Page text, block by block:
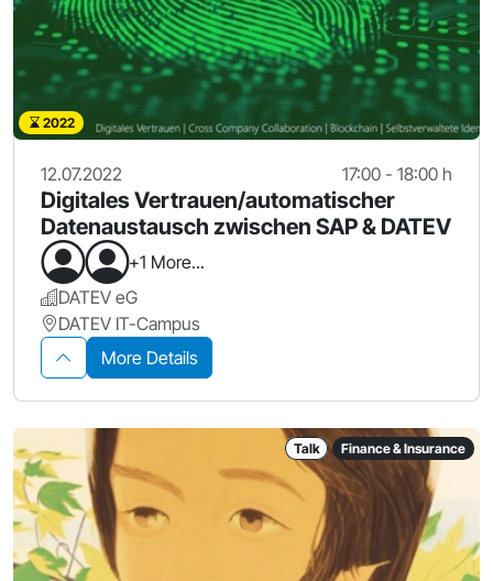
2022
12.07.2022 17:00 - 18:00 h
Digitales Vertrauen/automatischer
Datenaustausch zwischen SAP & DATEV
+1 More...
DATEV eG
DATEV IT-Campus
More Details
Talk Finance & Insurance